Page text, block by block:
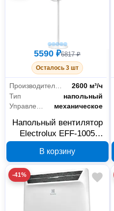
5590 ₽6817 ₽
Осталось 3 шт
2600 м³/ч
Тип
напольный
Управление
механическое
Напольный вентилятор
Electrolux EFF-1005
В корзину
-41%